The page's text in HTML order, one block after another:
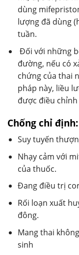
dùng
lượng đã dùng
tuần.
Đối với những
đường, nếu có
chứng của thai
pháp này, liều
được điều chỉnh
Chống chỉ định:
Suy tuyến
Nhạy cảm với
của thuốc.
Đang điều trị
Rối loạn xuất
đông.
Mang thai
sinh